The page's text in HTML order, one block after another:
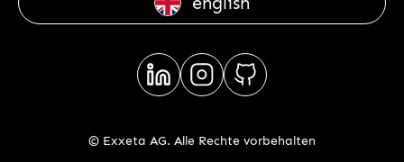
© Exxeta AG. Alle Rechte vorbehalten